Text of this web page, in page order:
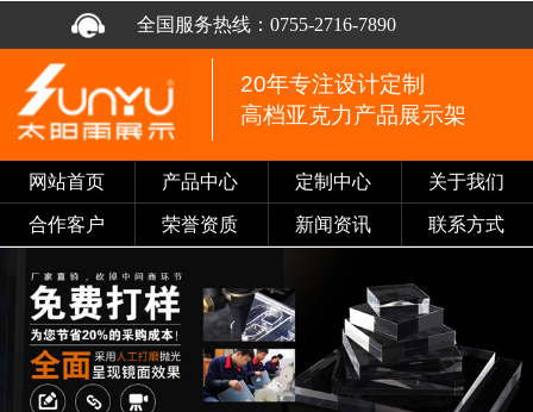
全国服务热线： 0755-2716-7890
20年专注设计定制
高档亚克力产品展示架
网站首页 产品中心 定制中心 关于我们
合作客户 荣誉资质 新闻资讯 联系方式